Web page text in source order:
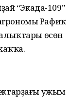
“Экада-109”
Рафиҡ
өсөн
ужым